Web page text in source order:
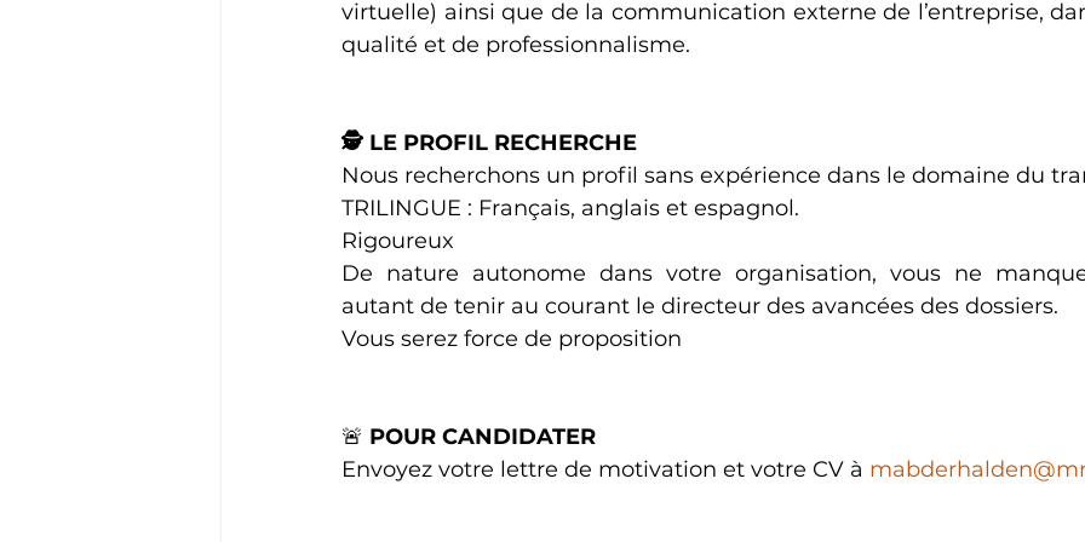
virtuelle) ainsi que de la communication externe de l’entreprise,
qualité et de professionnalisme.
🕵️ LE PROFIL RECHERCHE
Nous recherchons un profil sans expérience dans le domaine du
TRILINGUE : Français, anglais et espagnol.
Rigoureux
De nature autonome dans votre organisation, vous ne
autant de tenir au courant le directeur des avancées des dossiers.
Vous serez force de proposition
🚨 POUR CANDIDATER
Envoyez votre lettre de motivation et votre CV à